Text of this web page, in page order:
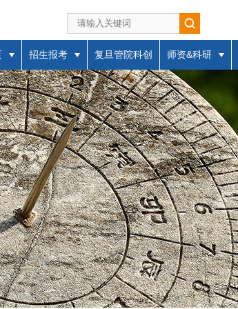
招生报考 复旦管院科创 师资&科研